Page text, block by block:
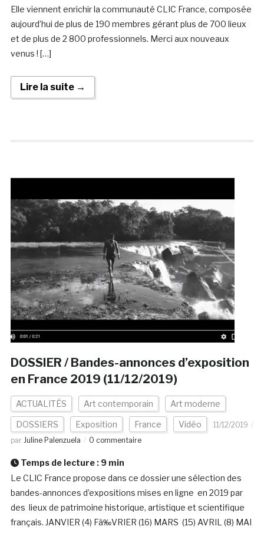
Elle viennent enrichir la communauté CLIC France, composée
aujourd’hui de plus de 190 membres gérant plus de 700 lieux
et de plus de 2 800 professionnels. Merci aux nouveaux
venus ! […]
Lire la suite →
DOSSIER / Bandes-annonces d’exposition
en France 2019 (11/12/2019)
ACTUALITÉS Art contemporain Art moderne
DOSSIERS Exposition France Vidéo
11/12/2019
par Juline Palenzuela 0 commentaire
Temps de lecture : 9 min
Le CLIC France propose dans ce dossier une sélection des
bandes-annonces d’expositions mises en ligne en 2019 par
des lieux de patrimoine historique, artistique et scientifique
français. JANVIER (4) Fà‰VRIER (16) MARS (15) AVRIL (8) MAI